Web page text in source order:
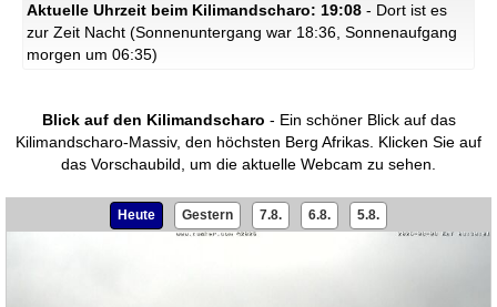
Aktuelle Uhrzeit beim Kilimandscharo: 19:08 - Dort ist es
zur Zeit Nacht (Sonnenuntergang war 18:36, Sonnenaufgang
morgen um 06:35)
Blick auf den Kilimandscharo - Ein schöner Blick auf das
Kilimandscharo-Massiv, den höchsten Berg Afrikas. Klicken Sie auf
das Vorschaubild, um die aktuelle Webcam zu sehen.
Heute Gestern 7.8. 6.8. 5.8.